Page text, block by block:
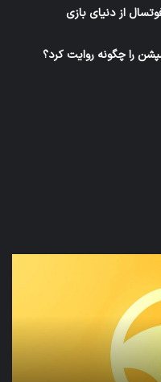
از دنیای بازی
را چگونه روایت کرد؟